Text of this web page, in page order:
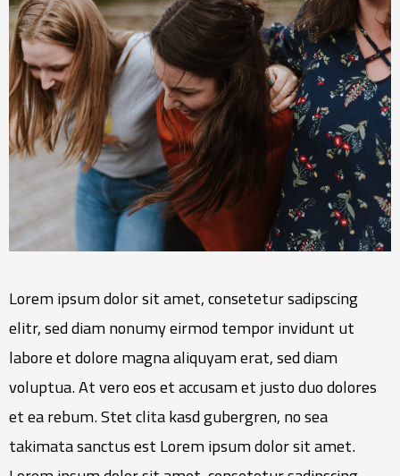
Lorem ipsum dolor sit amet, consetetur sadipscing
elitr, sed diam nonumy eirmod tempor invidunt ut
labore et dolore magna aliquyam erat, sed diam
voluptua. At vero eos et accusam et justo duo dolores
et ea rebum. Stet clita kasd gubergren, no sea
takimata sanctus est Lorem ipsum dolor sit amet.